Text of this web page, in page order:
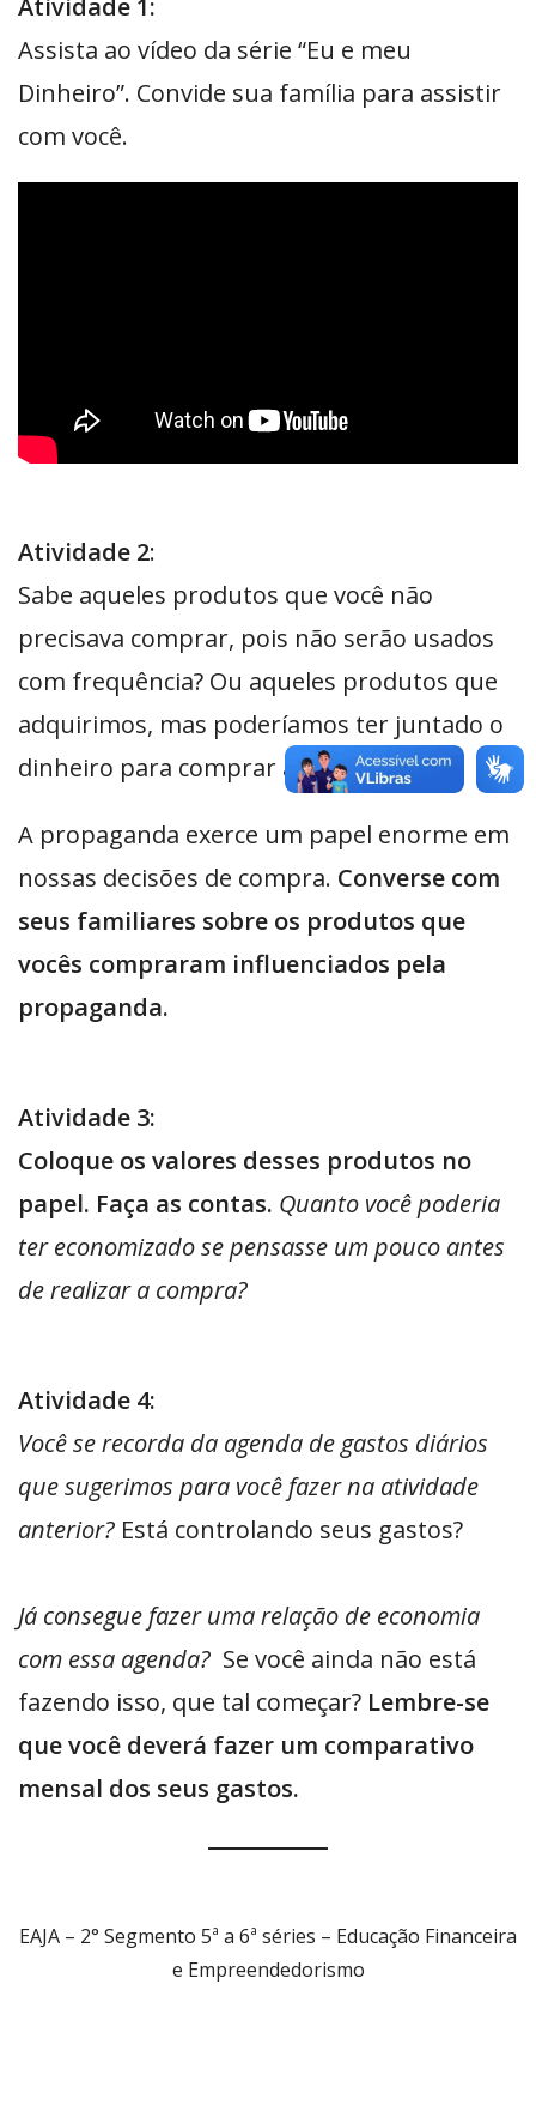
Atividade 1:
Assista ao vídeo da série “Eu e meu
Dinheiro”. Convide sua família para assistir
com você.
Atividade 2:
Sabe aqueles produtos que você não
precisava comprar, pois não serão usados
com frequência? Ou aqueles produtos que
adquirimos, mas poderíamos ter juntado o
dinheiro para comprar à vista?
A propaganda exerce um papel enorme em
nossas decisões de compra. Converse com
seus familiares sobre os produtos que
vocês compraram influenciados pela
propaganda.
Atividade 3:
Coloque os valores desses produtos no
papel. Faça as contas. Quanto você poderia
ter economizado se pensasse um pouco antes
de realizar a compra?
Atividade 4:
Você se recorda da agenda de gastos diários
que sugerimos para você fazer na atividade
anterior? Está controlando seus gastos?
Já consegue fazer uma relação de economia
com essa agenda? Se você ainda não está
fazendo isso, que tal começar? Lembre-se
que você deverá fazer um comparativo
mensal dos seus gastos.
EAJA – 2° Segmento 5ª a 6ª séries – Educação Financeira
e Empreendedorismo